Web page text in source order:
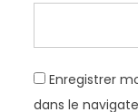
Enregistrer
dans le